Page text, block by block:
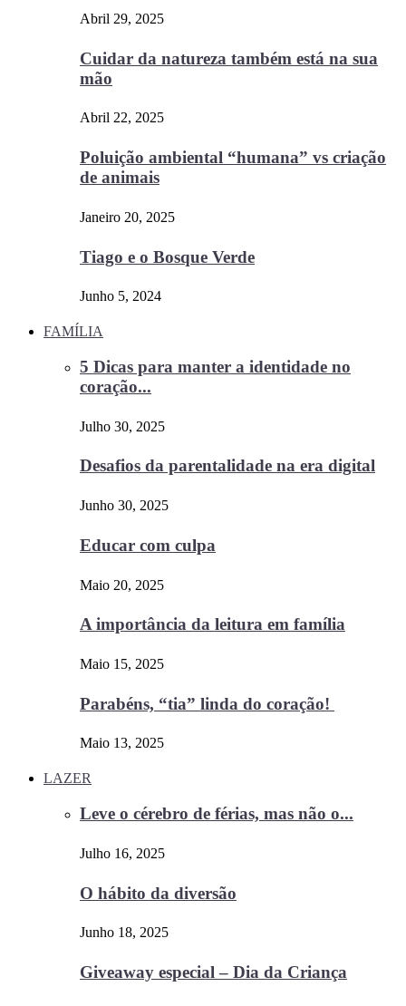
Abril 29, 2025
Cuidar da natureza também está na sua
mão
Abril 22, 2025
Poluição ambiental “humana” vs criação
de animais
Janeiro 20, 2025
Tiago e o Bosque Verde
Junho 5, 2024
FAMÍLIA
5 Dicas para manter a identidade no
coração...
Julho 30, 2025
Desafios da parentalidade na era digital
Junho 30, 2025
Educar com culpa
Maio 20, 2025
A importância da leitura em família
Maio 15, 2025
Parabéns, “tia” linda do coração!
Maio 13, 2025
LAZER
Leve o cérebro de férias, mas não o...
Julho 16, 2025
O hábito da diversão
Junho 18, 2025
Giveaway especial – Dia da Criança